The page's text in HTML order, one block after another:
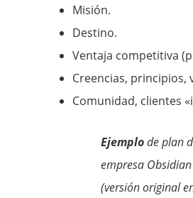
Misión.
Destino.
Ventaja competitiva
Creencias, principios,
Comunidad, clientes
Ejemplode plan
empresa
(versión original